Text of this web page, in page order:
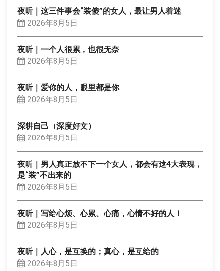
夜听｜这三件事会“装傻”的女人，最让男人着迷
2026年8月5日
夜听｜一个人很累，也很无奈
2026年8月5日
夜听｜爱你的人，眼里都是你
2026年8月5日
深耕自己（深度好文）
2026年8月5日
夜听｜男人真正放不下一个女人，都会有这4大表现，
是“装”不出来的
2026年8月5日
夜听｜写给心烦、心累、心痛，心情不好的人！
2026年8月5日
夜听｜人心，是互换的；真心，是互给的
2026年8月5日